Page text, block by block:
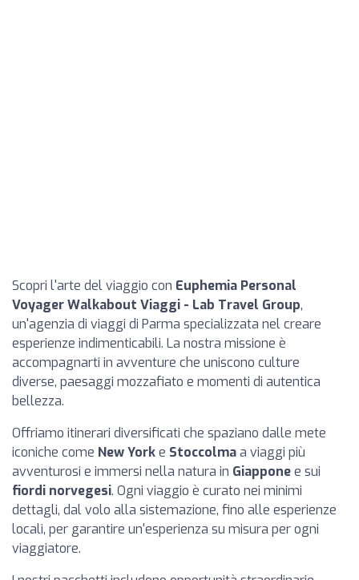
Scopri l'arte del viaggio con Euphemia Personal
Voyager Walkabout Viaggi - Lab Travel Group,
un'agenzia di viaggi di Parma specializzata nel creare
esperienze indimenticabili. La nostra missione è
accompagnarti in avventure che uniscono culture
diverse, paesaggi mozzafiato e momenti di autentica
bellezza.
Offriamo itinerari diversificati che spaziano dalle mete
iconiche come New Yorke Stoccolmaa viaggi più
avventurosi e immersi nella natura in Giapponee sui
fiordi norvegesi. Ogni viaggio è curato nei minimi
dettagli, dal volo alla sistemazione, fino alle esperienze
locali, per garantire un'esperienza su misura per ogni
viaggiatore.